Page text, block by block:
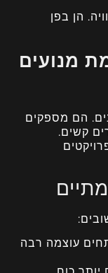
הן בפן
מנועים
הם מספקים
קשים.
עוצמה רבה